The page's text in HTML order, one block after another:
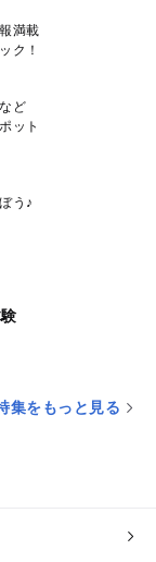
満載
ク！
ど
ット
う♪
集をもっと見る